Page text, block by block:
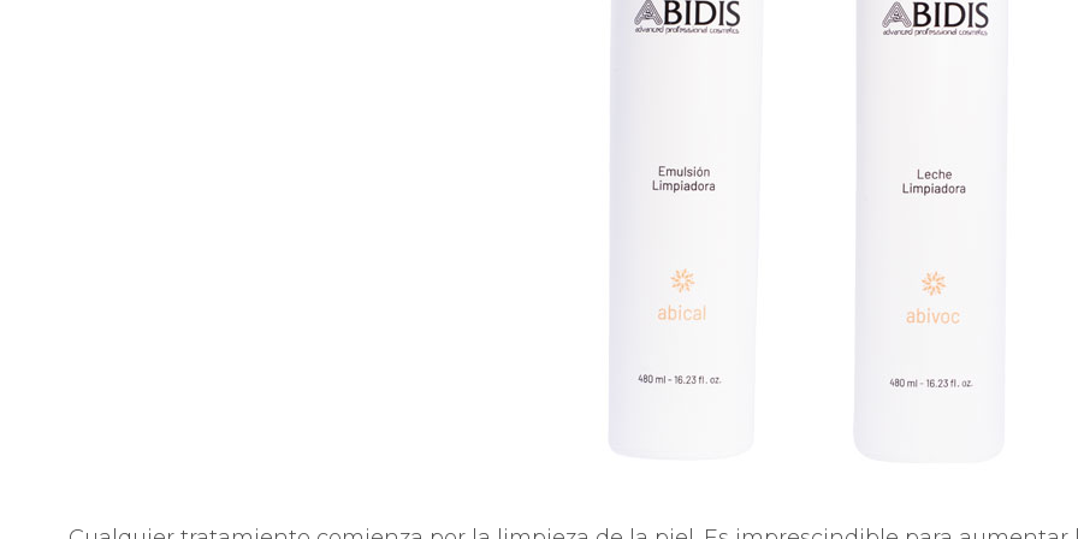
CUIDADO DEL CONTORNO DE
OJOS Y PESTAÑAS
SPECIFIC